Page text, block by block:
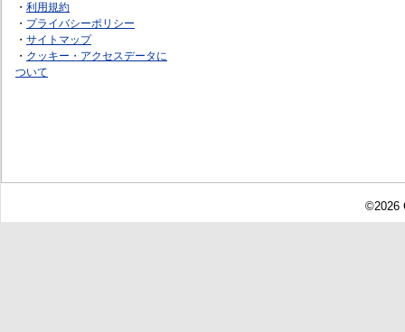
・ 利用規約
・ プライバシーポリシー
・ サイトマップ
・ クッキー・アクセスデータに
ついて
©2026